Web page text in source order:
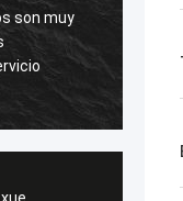
Quiero decir que sus
buenos. Gracias por
sugerencias, también
postventa.